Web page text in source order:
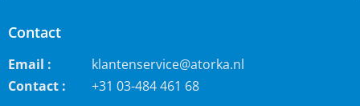
Contact
Email :
klantenservice@atorka.nl
Contact :
+31 03-484 461 68